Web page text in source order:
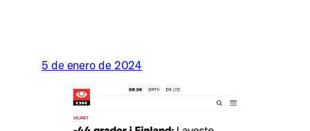
5 de enero de 2024